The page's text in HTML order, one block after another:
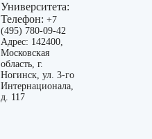
Университета:
Телефон: +7
(495) 780-09-42
Адрес: 142400,
Московская
область, г.
Ногинск, ул. 3-го
Интернационала,
д. 117